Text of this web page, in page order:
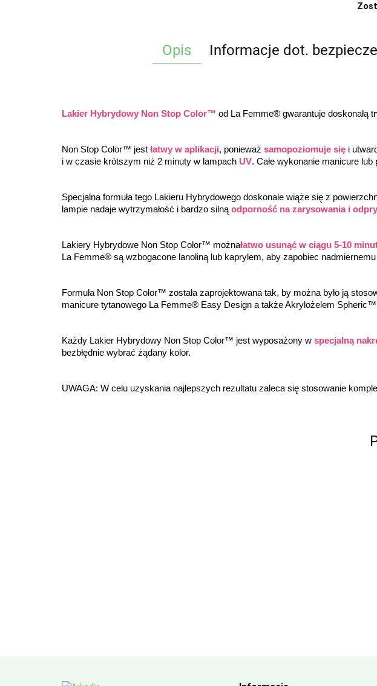
Opis Informacje dot.
Lakier Hybrydowy Non Stop Color™ od La Femme® gwarantuje doskonałą
Non Stop Color™ jest łatwy w aplikacji, ponieważ samopoziomuje się i
i w czasie krótszym niż 2 minuty w lampach UV. Całe wykonanie manicure
Specjalna formuła tego Lakieru Hybrydowego doskonale wiąże się z
lampie nadaje wytrzymałość i bardzo silną odporność na zarysowania i
Lakiery Hybrydowe Non Stop Color™ możnałatwo usunąć w ciągu 5-10
La Femme® są wzbogacone lanoliną lub kaprylem, aby zapobiec
Formuła Non Stop Color™ została zaprojektowana tak, by można było ją
manicure tytanowego La Femme® Easy Design a także Akrylożelem
Każdy Lakier Hybrydowy Non Stop Color™ jest wyposażony w specjalną
bezbłędnie wybrać żądany kolor.
UWAGA: W celu uzyskania najlepszych rezultatu zaleca się stosowanie